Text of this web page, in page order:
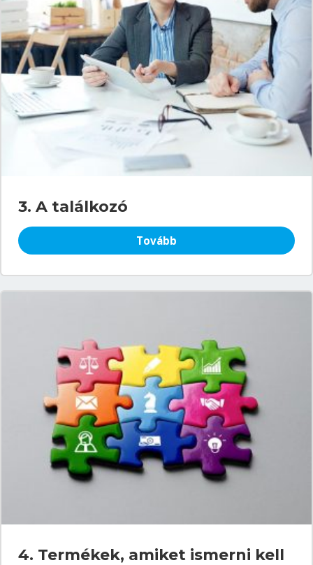
3. A találkozó
Tovább
4. Termékek, amiket ismerni kell